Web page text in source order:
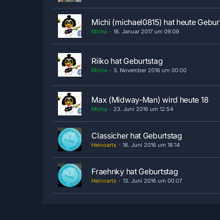
Michi (michael0815) hat heute
Micha 16. Januar 2017 um 09:09
Riiko hat Geburtstag
Micha 3. November 2016 um 00:00
Max (Midway-Man) wird heute 18
Micha 23. Juni 2016 um 12:54
Classicher hat Geburtstag
Heinoarts 16. Juni 2016 um 18:14
Fraehnky hat Geburtstag
Heinoarts 13. Juni 2016 um 00:07